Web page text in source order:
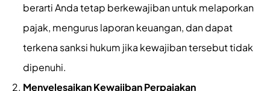
berarti Anda tetap berkewajiban untuk melaporkan
pajak, mengurus laporan keuangan, dan dapat
terkena sanksi hukum jika kewajiban tersebut tidak
dipenuhi.
Menyelesaikan Kewajiban Perpajakan